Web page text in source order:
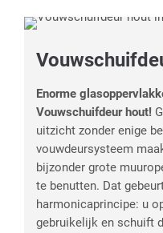
Enorme
Vouwschuifdeur hout!
uitzicht zonder enige
vouwdeursysteem
bijzonder grote
te benutten. Dat
harmonicaprincipe: u
gebruikelijk en schuift